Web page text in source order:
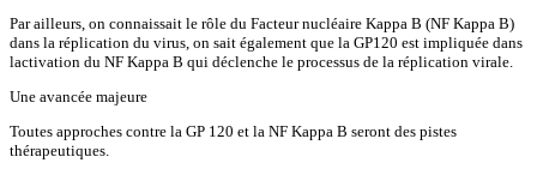
Par ailleurs, on connaissait le rôle du Facteur nucléaire Kappa B (NF Kappa B)
dans la réplication du virus, on sait également que la GP120 est impliquée dans
lactivation du NF Kappa B qui déclenche le processus de la réplication virale.
Une avancée majeure
Toutes approches contre la GP 120 et la NF Kappa B seront des pistes
thérapeutiques.